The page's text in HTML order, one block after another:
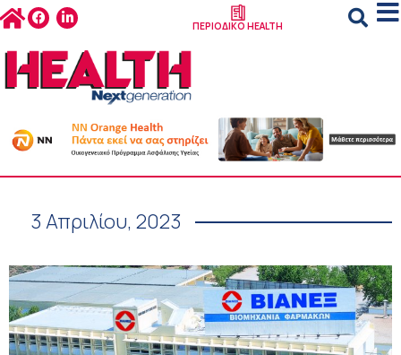
ΠΕΡΙΟΔΙΚΟ HEALTH
3 Απριλίου, 2023